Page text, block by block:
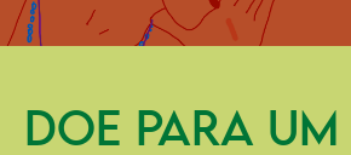
DOE PARA UM